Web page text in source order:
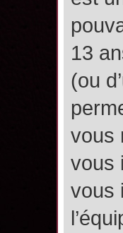
13
(ou
vous
vous
vous